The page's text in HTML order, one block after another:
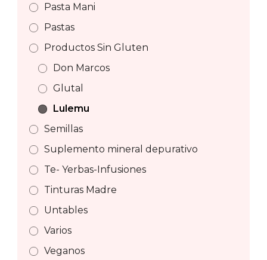
Pasta Mani
Pastas
Productos Sin Gluten
Don Marcos
Glutal
Lulemu
Semillas
Suplemento mineral depurativo
Te- Yerbas-Infusiones
Tinturas Madre
Untables
Varios
Veganos